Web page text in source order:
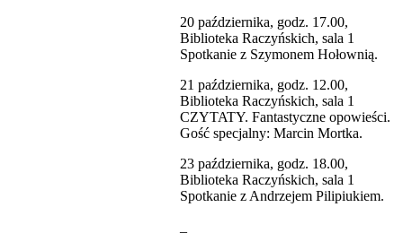
20 października, godz. 17.00,
Biblioteka Raczyńskich, sala 1
Spotkanie z Szymonem Hołownią.
21 października, godz. 12.00,
Biblioteka Raczyńskich, sala 1
CZYTATY. Fantastyczne opowieści.
Gość specjalny: Marcin Mortka.
23 października, godz. 18.00,
Biblioteka Raczyńskich, sala 1
Spotkanie z Andrzejem Pilipiukiem.